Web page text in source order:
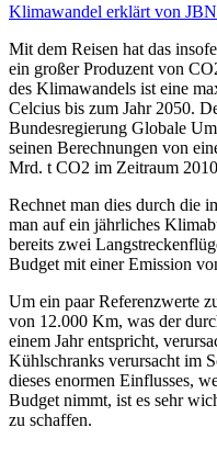
Klimawandel erklärt von JBN
Mit dem Reisen hat das
ein großer Produzent von
des Klimawandels ist eine
Celcius bis zum Jahr 2050.
Bundesregierung Globale
seinen Berechnungen von
Mrd. t CO2 im Zeitraum
Rechnet man dies durch die
man auf ein jährliches
bereits zwei
Budget mit einer Emission
Um ein paar Referenzwerte
von 12.000 Km, was der
einem Jahr entspricht,
Kühlschranks verursacht im
dieses enormen Einflusses,
Budget nimmt, ist es sehr
zu schaffen.